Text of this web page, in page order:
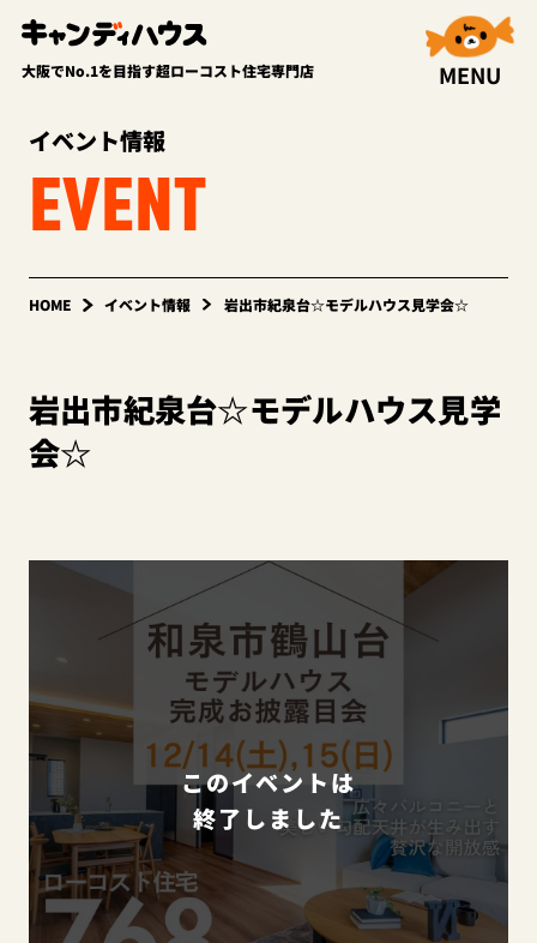
大阪でNo.1を目指す超ローコスト住宅専門店 MENU
イベント情報
EVENT
HOME イベント情報 岩出市紀泉台☆モデルハウス見学会☆
岩出市紀泉台☆モデルハウス見学
会☆
このイベントは
終了しました